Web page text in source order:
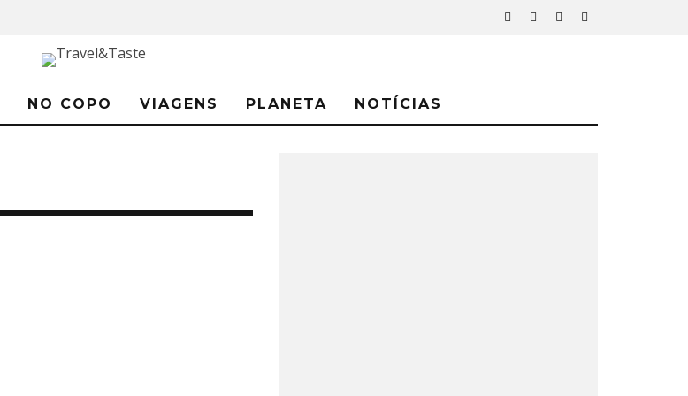
NO COPO VIAGENS PLANETA NOTÍCIAS